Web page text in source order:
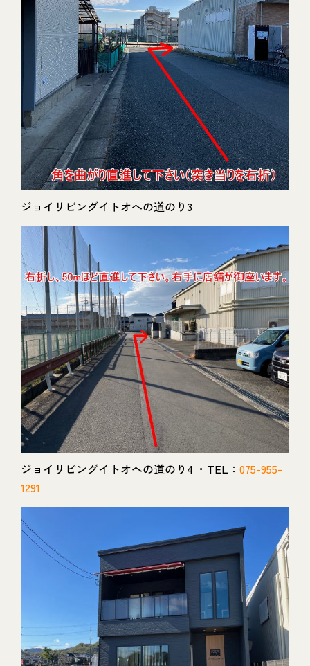
ジョイリビングイトオへの道のり3
ジョイリビングイトオへの道のり4 ・TEL： 075-955-
1291